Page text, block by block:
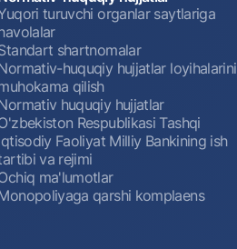
turuvchi organlar saytlariga
shartnomalar
huquqiy hujjatlar loyihalarini
qilish
huquqiy hujjatlar
Respublikasi Tashqi
Faoliyat Milliy Bankining ish
va rejimi
ma'lumotlar
qarshi komplaens